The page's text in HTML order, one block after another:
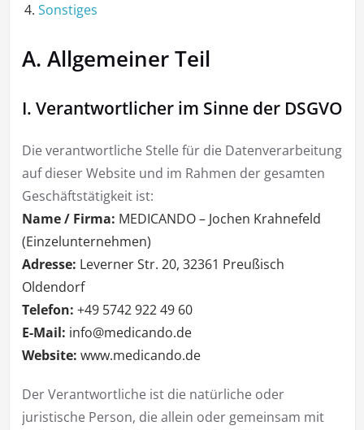
Sonstiges
A. Allgemeiner Teil
I. Verantwortlicher im Sinne der DSGVO
Die verantwortliche Stelle für die Datenverarbeitung
auf dieser Website und im Rahmen der gesamten
Geschäftstätigkeit ist:
Name / Firma: MEDICANDO – Jochen Krahnefeld
(Einzelunternehmen)
Adresse: Leverner Str. 20, 32361 Preußisch
Oldendorf
Telefon: +49 5742 922 49 60
E-Mail: info@medicando.de
Website: www.medicando.de
Der Verantwortliche ist die natürliche oder
juristische Person, die allein oder gemeinsam mit